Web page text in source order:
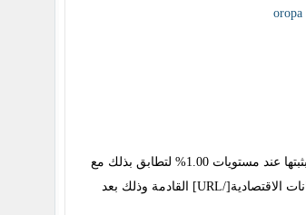
oropa
الرئيسية حيث قرر البنك بثبتها عند مستويات 1.00% لتطابق بذلك مع
"] البيانات الاقتصادية[/URL] القادمة وذلك بعد